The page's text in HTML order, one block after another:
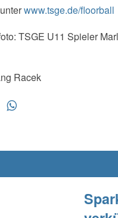
www.tsge.de/floorball
TSGE U11 Spieler
Racek
w